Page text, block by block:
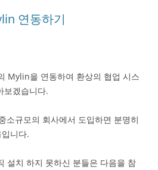
연동하기
Mylin을 연동하여 환상의 협업 시스
보겠습니다.
소규모의 회사에서 도입하면 분명히
니다.
설치 하지 못하신 분들은 다음을 참